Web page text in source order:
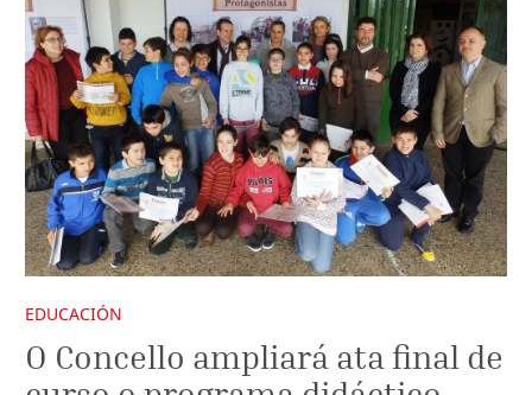
EDUCACIÓN
O Concello ampliará ata final de